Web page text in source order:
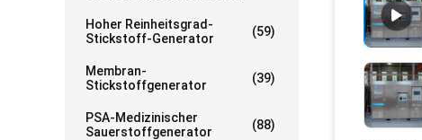
Hoher Reinheitsgrad-
Stickstoff-Generator
(59)
Membran-
Stickstoffgenerator
(39)
PSA-Medizinischer
Sauerstoffgenerator
(88)